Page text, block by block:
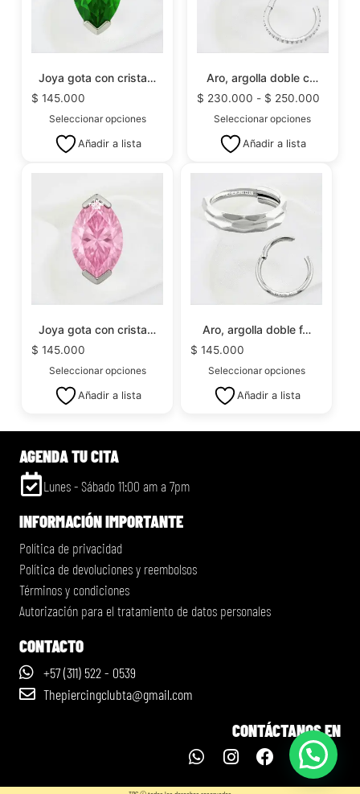
Joya gota con crista…
$ 145.000
Seleccionar opciones
Añadir a lista
Aro, argolla doble c…
$ 230.000 - $ 250.000
Seleccionar opciones
Añadir a lista
Joya gota con crista…
$ 145.000
Seleccionar opciones
Añadir a lista
Aro, argolla doble f…
$ 145.000
Seleccionar opciones
Añadir a lista
AGENDA TU CITA
Lunes - Sábado 11:00 am a 7pm
INFORMACIÓN IMPORTANTE
Política de privacidad
Política de devoluciones y reembolsos
Términos y condiciones
Autorización para el tratamiento de datos personales
CONTACTO
+57 (311) 522 - 0539
Thepiercingclubta@gmail.com
CONTÁCTANOS EN